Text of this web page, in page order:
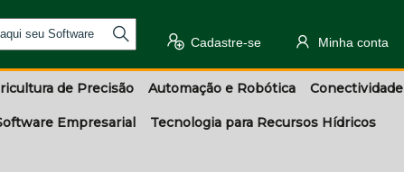
seu Software
Cadastre-se Minha conta
de Precisão Automação e Robótica Conectividade
Empresarial Tecnologia para Recursos Hídricos